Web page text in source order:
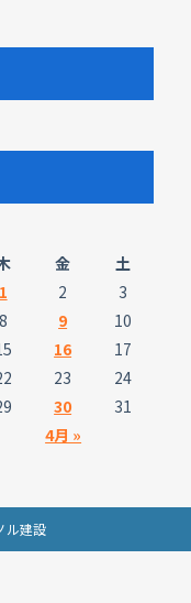
金 土
4月 »
1 2
3
8 9
10
16
17
23
24
30 31
ル建設